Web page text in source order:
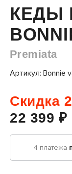
КЕДЫ
Premiata
Артикул: Bonnie
Скидка
22 399 ₽
4 платежа